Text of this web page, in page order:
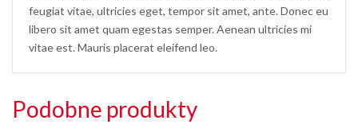
feugiat vitae, ultricies eget, tempor sit amet, ante. Donec eu
libero sit amet quam egestas semper. Aenean ultricies mi
vitae est. Mauris placerat eleifend leo.
Podobne produkty